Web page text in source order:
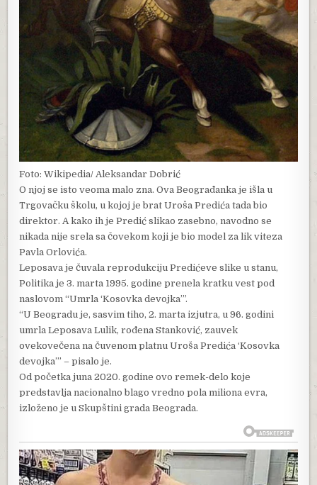
Foto: Wikipedia/ Aleksandar Dobrić
O njoj se isto veoma malo zna. Ova Beograđanka je išla u
Trgovačku školu, u kojoj je brat Uroša Predića tada bio
direktor. A kako ih je Predić slikao zasebno, navodno se
nikada nije srela sa čovekom koji je bio model za lik viteza
Pavla Orlovića.
Leposava je čuvala reprodukciju Predićeve slike u stanu,
Politika je 3. marta 1995. godine prenela kratku vest pod
naslovom “Umrla ‘Kosovka devojka’”.
“U Beogradu je, sasvim tiho, 2. marta izjutra, u 96. godini
umrla Leposava Lulik, rođena Stanković, zauvek
ovekovečena na čuvenom platnu Uroša Predića ‘Kosovka
devojka’” – pisalo je.
Od početka juna 2020. godine ovo remek-delo koje
predstavlja nacionalno blago vredno pola miliona evra,
izloženo je u Skupštini grada Beograda.